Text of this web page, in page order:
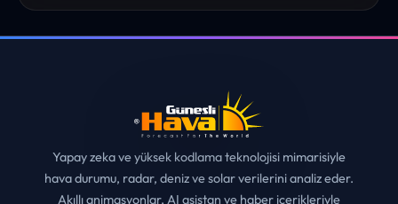
Yapay zeka ve yüksek kodlama teknolojisi mimarisiyle
hava durumu, radar, deniz ve solar verilerini analiz eder.